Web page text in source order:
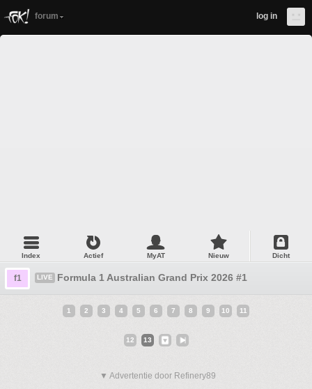
forum log in
Index Actief MyAT Nieuw Dicht
f1 LIVE Formula 1 Australian Grand Prix 2026 #1
1 2 3 4 5 6 7 8 9 10 11
12 13
▼ Advertentie door Refinery89